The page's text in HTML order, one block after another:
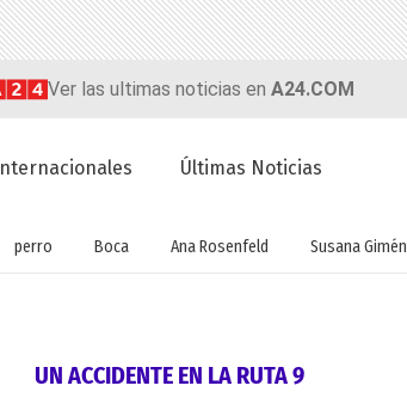
Ver las ultimas noticias en A24.COM
Internacionales Últimas Noticias
perro Boca Ana Rosenfeld Susana
UN ACCIDENTE EN LA RUTA 9